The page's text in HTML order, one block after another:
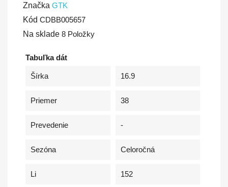
Značka GTK
Kód CDBB005657
Na sklade 8 Položky
Tabuľka dát
Šírka 16.9
Priemer 38
Prevedenie -
Sezóna Celoročná
Li 152